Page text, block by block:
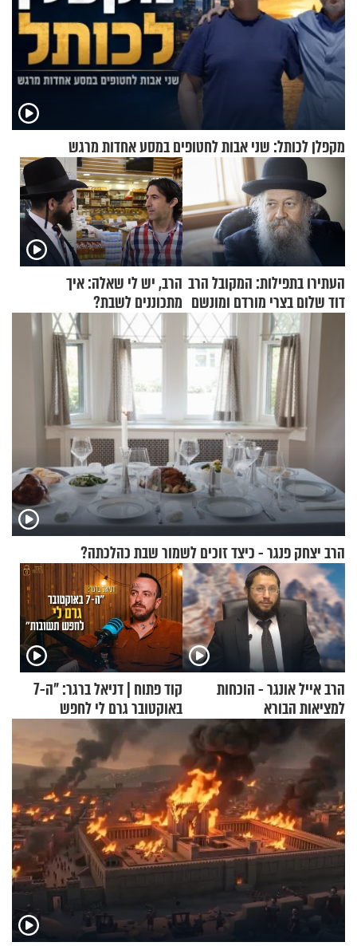
מקפלן לכותל: שני אבות לחטופים במסע אחדות מרגש
העתירו בתפילות: המקובל הרב
דוד שלום בצרי מורדם ומונשם
הרב, יש לי שאלה: איך
מתכוננים לשבת?
הרב יצחק פנגר - כיצד זוכים לשמור שבת כהלכתה?
הרב אייל אונגר - הוכחות
למציאות הבורא
קוד פתוח | דניאל ברגר: "ה-7
באוקטובר גרם לי לחפש
תשובות"